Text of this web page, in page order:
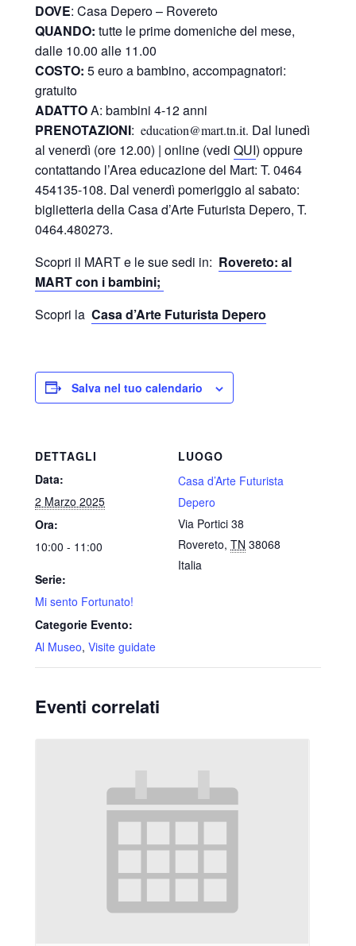
DOVE: Casa Depero – Rovereto
QUANDO: tutte le prime domeniche del mese,
dalle 10.00 alle 11.00
COSTO: 5 euro a bambino, accompagnatori:
gratuito
ADATTOA: bambini 4-12 anni
PRENOTAZIONI: education@mart.tn.it. Dal lunedì
al venerdì (ore 12.00) | online (vedi QUI) oppure
contattando l’Area educazione del Mart: T. 0464
454135-108. Dal venerdì pomeriggio al sabato:
biglietteria della Casa d’Arte Futurista Depero, T.
0464.480273.
Scopri il MART e le sue sedi in: Rovereto: al
MART con i bambini;
Scopri la Casa d’Arte Futurista Depero
Salva nel tuo calendario
DETTAGLI
Data:
2 Marzo 2025
Ora:
10:00 - 11:00
Serie:
Mi sento Fortunato!
Categorie Evento:
Al Museo, Visite guidate
LUOGO
Casa d’Arte Futurista
Depero
Via Portici 38
Rovereto, TN 38068
Italia
Eventi correlati